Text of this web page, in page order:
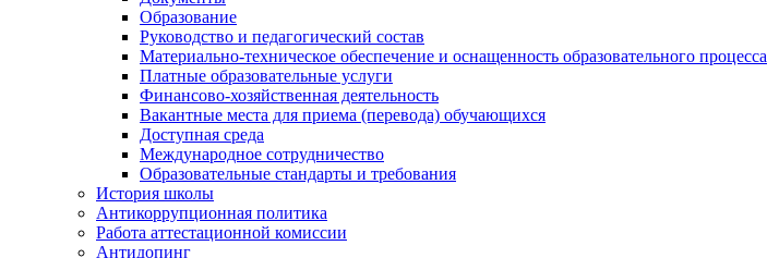
Образование
Руководство и педагогический состав
Материально-техническое обеспечение и оснащенность образовательного процесса
Платные образовательные услуги
Финансово-хозяйственная деятельность
Вакантные места для приема (перевода) обучающихся
Доступная среда
Международное сотрудничество
Образовательные стандарты и требования
История школы
Антикоррупционная политика
Работа аттестационной комиссии
Антидопинг